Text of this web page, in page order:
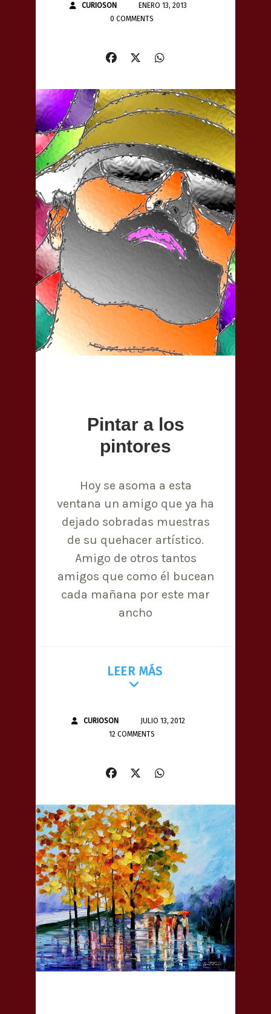
CURIOSON
ENERO 13, 2013
0 COMMENTS
Pintar a los
pintores
Hoy se asoma a esta
ventana un amigo que ya ha
dejado sobradas muestras
de su quehacer artístico.
Amigo de otros tantos
amigos que como él bucean
cada mañana por este mar
ancho
LEER MÁS
CURIOSON
JULIO 13, 2012
12 COMMENTS